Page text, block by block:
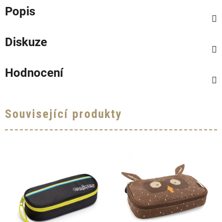
Popis
Diskuze
Hodnocení
Související produkty